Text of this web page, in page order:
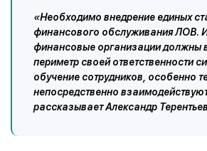
«Необходимо внедрение единых
финансового обслуживания ЛОВ.
финансовые организации должны
периметр своей ответственности
обучение сотрудников, особенно
непосредственно
рассказывает Александр